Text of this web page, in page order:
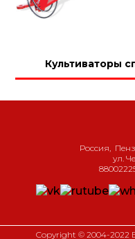
Культиваторы
Россия
ул.
Copyright © 2004-2022